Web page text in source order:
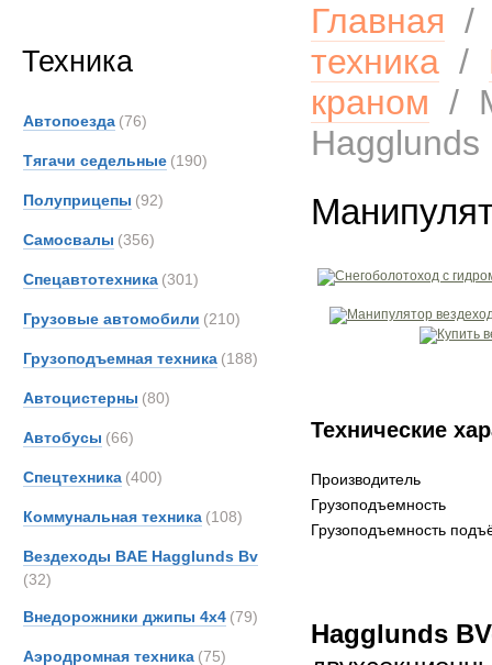
Техника
Автопоезда (76)
Тягачи седельные (190)
Полуприцепы (92)
Самосвалы (356)
Спецавтотехника (301)
Грузовые автомобили (210)
Грузоподъемная техника (188)
Автоцистерны (80)
Автобусы (66)
Спецтехника (400)
Коммунальная техника (108)
Вездеходы BAE Hagglunds Bv
(32)
Внедорожники джипы 4х4 (79)
Аэродромная техника (75)
Главная
техника /
краном /
Hagglunds
Технические
Производитель
Грузоподъемность
Грузоподъемность
Hagglunds